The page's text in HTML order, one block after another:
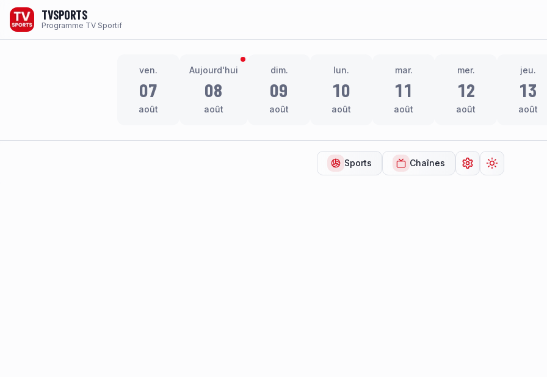
TVSPORTS
Programme TV Sportif
ven.
07
août
Aujourd'hui
08
août
dim.
09
août
lun.
10
août
mar.
11
août
mer.
12
août
jeu.
13
août
Sports Chaînes Ouvrir lesChanger de